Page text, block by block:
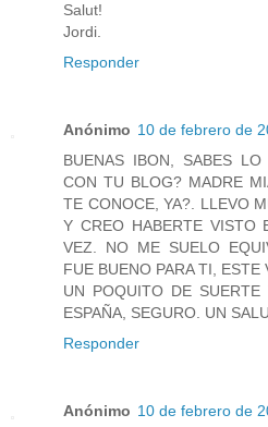
Salut!
Jordi.
Responder
Anónimo 10 de febrero de
BUENAS IBON, SABES
CON TU BLOG? MADRE
TE CONOCE, YA?. LLEVO
Y CREO HABERTE VISTO
VEZ. NO ME SUELO
FUE BUENO PARA TI, ESTE
UN POQUITO DE
ESPAÑA, SEGURO. UN
Responder
Anónimo 10 de febrero de